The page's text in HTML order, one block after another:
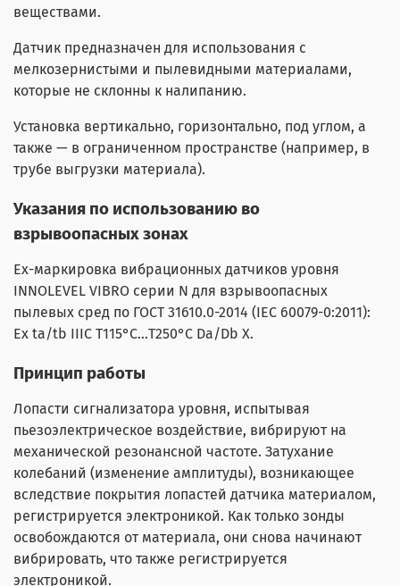
веществами.
Датчик предназначен для использования с
мелкозернистыми и пылевидными материалами,
которые не склонны к налипанию.
Установка вертикально, горизонтально, под углом, а
также — в ограниченном пространстве (например, в
трубе выгрузки материала).
Указания по использованию во
взрывоопасных зонах
Ех-маркировка вибрационных датчиков уровня
INNOLEVEL VIBRO серии N для взрывоопасных
пылевых сред по ГОСТ 31610.0-2014 (IEC 60079-0:2011):
Ex ta/tb IIIC Т115°C...Т250°C Da/Db X.
Принцип работы
Лопасти сигнализатора уровня, испытывая
пьезоэлектрическое воздействие, вибрируют на
механической резонансной частоте. Затухание
колебаний (изменение амплитуды), возникающее
вследствие покрытия лопастей датчика материалом,
регистрируется электроникой. Как только зонды
освобождаются от материала, они снова начинают
вибрировать, что также регистрируется
электроникой.